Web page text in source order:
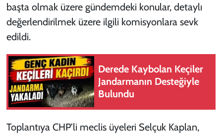
başta olmak üzere gündemdeki konular, detaylı
değerlendirilmek üzere ilgili komisyonlara sevk
edildi.
Derede Kaybolan Keçiler
Jandarmanın Desteğiyle
Bulundu
Toplantıya CHP’li meclis üyeleri Selçuk Kaplan,